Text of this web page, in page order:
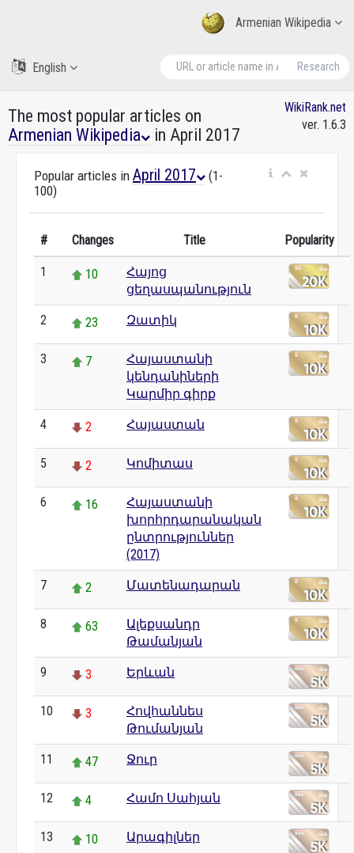
Armenian Wikipedia
Research
English
The most popular articles on
Armenian Wikipedia
in April 2017
WikiRank.net
ver. 1.6.3
Popular articles in April 2017
(1-
100)
# Changes Title Popularity
1 10
Հայոց
ցեղասպանություն
2 23 Զատիկ
3 7
Հայաստանի
կենդանիների
Կարմիր գիրք
4 2 Հայաստան
5 2 Կոմիտաս
6 16
Հայաստանի
խորհրդարանական
ընտրություններ
(2017)
7 2 Մատենադարան
8 63
Ալեքսանդր
Թամանյան
9 3 Երևան
10 3
Հովհաննես
Թումանյան
11 47 Ջուր
12 4 Համո Սահյան
13 10 Արագիլներ